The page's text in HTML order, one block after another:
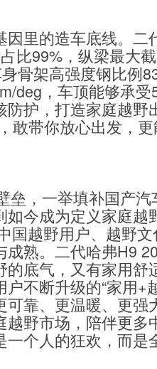
因里的造车底线。二
比99%，纵梁最大
骨架高强度钢比例
deg，车顶能够承
防护，打造家庭越野
敢带你放心出发，
垒，一举填补国产
如今成为定义家庭越
国越野用户、越野
成熟。二代哈弗H9
的底气，又有家用舒
不断升级的“家用+
可靠、更温暖、更强
越野市场，陪伴更多
一个人的狂欢，而是